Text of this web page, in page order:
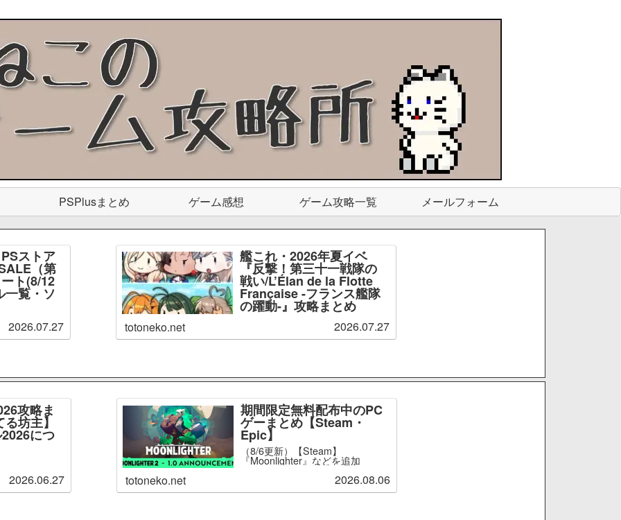
PSPlusまとめ ゲーム感想 ゲーム攻略一覧 メールフォーム
ストア
（第
ト(8/12
一覧・ソ
2026.07.27
艦これ・2026年夏イベ
『反撃！第三十一戦隊の
戦い/L’Élan de la Flotte
Française -フランス艦隊
の躍動-』攻略まとめ
totoneko.net 2026.07.27
攻略ま
坊主】
につ
2026.06.27
期間限定無料配布中のPC
ゲーまとめ【Steam・
Epic】
（8/6更新）【Steam】
『Moonlighter』などを追加
totoneko.net 2026.08.06